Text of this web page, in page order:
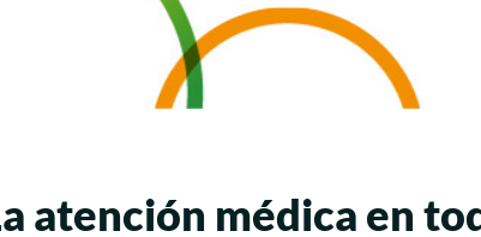
atención médica en